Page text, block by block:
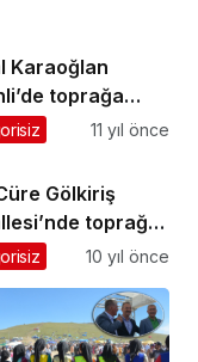
Karaoğlan
toprağa
11 yıl önce
Gölkiriş
toprağa
10 yıl önce